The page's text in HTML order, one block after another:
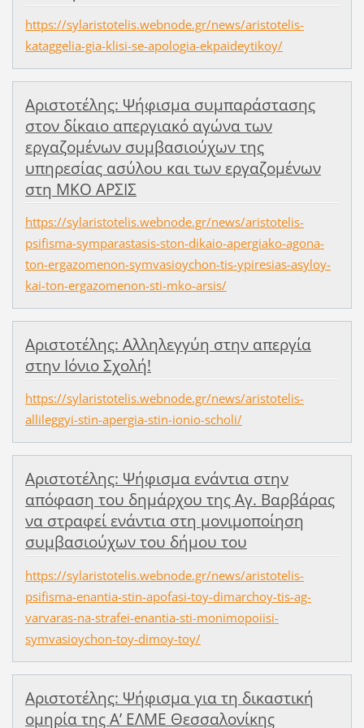
https://sylaristotelis.webnode.gr/news/aristotelis-
kataggelia-gia-klisi-se-apologia-ekpaideytikoy/
Αριστοτέλης: Ψήφισμα συμπαράστασης
στον δίκαιο απεργιακό αγώνα των
εργαζομένων συμβασιούχων της
υπηρεσίας ασύλου και των εργαζομένων
στη ΜΚΟ ΑΡΣΙΣ
https://sylaristotelis.webnode.gr/news/aristotelis-
psifisma-symparastasis-ston-dikaio-apergiako-agona-
ton-ergazomenon-symvasioychon-tis-ypiresias-asyloy-
kai-ton-ergazomenon-sti-mko-arsis/
Αριστοτέλης: Αλληλεγγύη στην απεργία
στην Ιόνιο Σχολή!
https://sylaristotelis.webnode.gr/news/aristotelis-
allileggyi-stin-apergia-stin-ionio-scholi/
Αριστοτέλης: Ψήφισμα ενάντια στην
απόφαση του δημάρχου της Αγ. Βαρβάρας
να στραφεί ενάντια στη μονιμοποίηση
συμβασιούχων του δήμου του
https://sylaristotelis.webnode.gr/news/aristotelis-
psifisma-enantia-stin-apofasi-toy-dimarchoy-tis-ag-
varvaras-na-strafei-enantia-sti-monimopoiisi-
symvasioychon-toy-dimoy-toy/
Αριστοτέλης: Ψήφισμα για τη δικαστική
ομηρία της Α’ ΕΛΜΕ Θεσσαλονίκης